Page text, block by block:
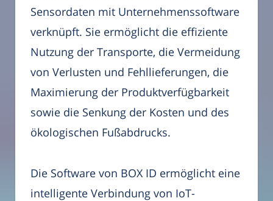
Sensordaten mit Unternehmenssoftware
verknüpft. Sie ermöglicht die effiziente
Nutzung der Transporte, die Vermeidung
von Verlusten und Fehllieferungen, die
Maximierung der Produktverfügbarkeit
sowie die Senkung der Kosten und des
ökologischen Fußabdrucks.
Die Software von BOX ID ermöglicht eine
intelligente Verbindung von IoT-